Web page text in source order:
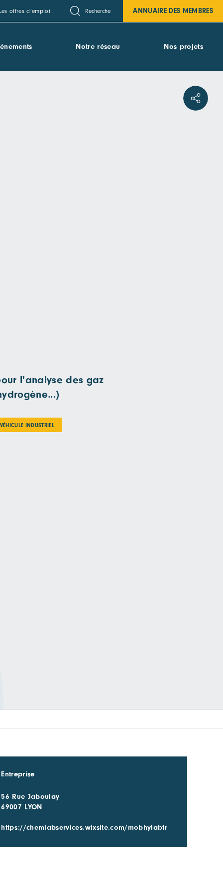
Les offres d’emploi Recherche ANNUAIRE DES MEMBRES
Notre réseau Nos projets
l'analyse des gaz
VÉHICULE INDUSTRIEL
Entreprise
56 Rue Jaboulay
69007 LYON
https://chemlabservices.wixsite.com/mobhylabfr